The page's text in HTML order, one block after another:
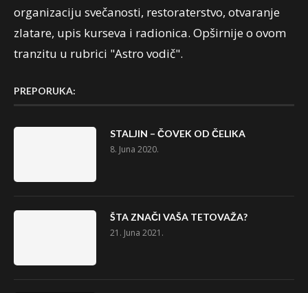
organizaciju svečanosti, restoraterstvo, otvaranje
zlatare, upis kurseva i radionica. Opširnije o ovom
tranzitu u rubrici "Astro vodič".
PREPORUKA:
STALJIN – ČOVEK OD ČELIKA
8. Juna 2020.
ŠTA ZNAČI VAŠA TETOVAŽA?
21. Juna 2021.